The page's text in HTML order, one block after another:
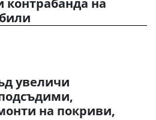
контрабанда на
увеличи
на покриви,